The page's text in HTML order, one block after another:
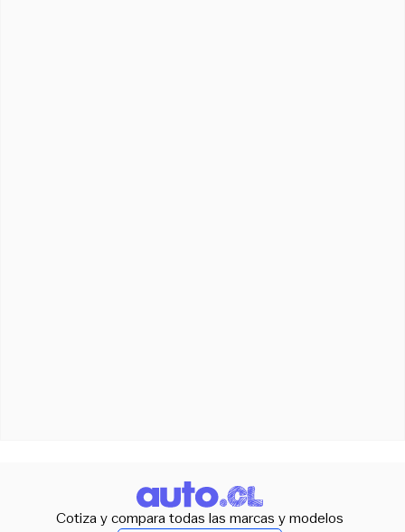
Cotiza y compara todas las marcas y modelos